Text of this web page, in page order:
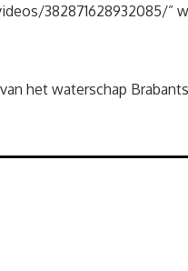
382871628932085/”
het waterschap